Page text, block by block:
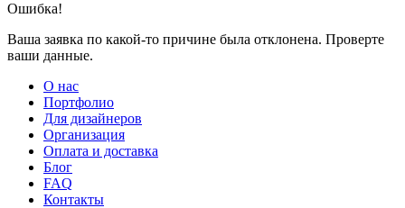
Ошибка!
Ваша заявка по какой-то причине была отклонена. Проверте
ваши данные.
О нас
Портфолио
Для дизайнеров
Организация
Оплата и доставка
Блог
FAQ
Контакты